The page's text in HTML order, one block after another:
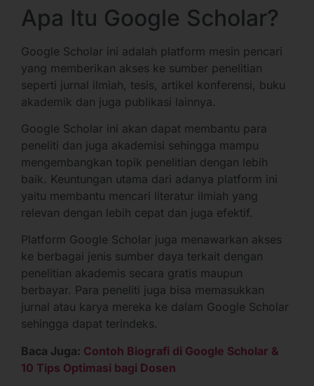
Apa Itu Google Scholar?
Google Scholar ini adalah platform mesin pencari
yang memberikan akses ke sumber penelitian
seperti jurnal ilmiah, tesis, artikel konferensi, buku
akademik dan juga publikasi lainnya.
Google Scholar ini akan dapat membantu para
peneliti dan juga akademisi sehingga mampu
mengembangkan topik penelitian dengan lebih
baik. Keuntungan utama dari adanya platform ini
yaitu membantu mencari literatur ilmiah yang
relevan dengan lebih cepat dan juga efektif.
Platform Google Scholar juga menawarkan akses
ke berbagai jenis sumber daya terkait dengan
penelitian akademis secara gratis maupun
berbayar. Para peneliti juga bisa memasukkan
jurnal atau karya mereka ke dalam Google Scholar
sehingga dapat terindeks.
Baca Juga: Contoh Biografi di Google Scholar &
10 Tips Optimasi bagi Dosen